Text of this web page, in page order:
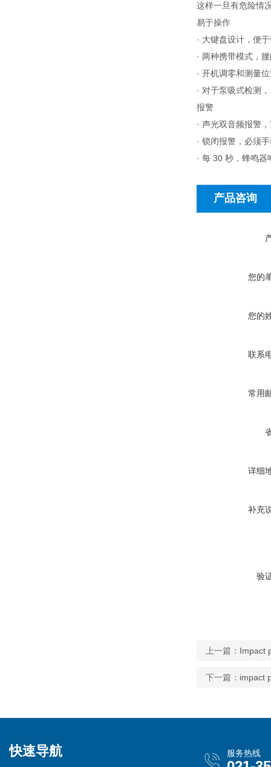
这样一旦有危险情
易于操作
· 大键盘设计，便
· 两种携带模式，
· 开机调零和测量
· 对于泵吸式检测
报警
· 声光双音频报警
· 锁闭报警，必须
· 每 30 秒，蜂鸣
产品咨询
您的
您的
联系
常用
详细
补充
验
上一篇： Impact
下一篇： impact
快速导航 服务热线